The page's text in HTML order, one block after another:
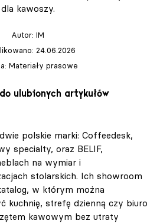
dla kawoszy.
Autor: IM
24.06.2026
Materiały prasowe
ulubionych artykułów
polskie marki: Coffeedesk,
specialty, oraz BELIF,
na wymiar i
stolarskich. Ich showroom
w którym można
kuchnię, strefę dzienną czy biuro
kawowym bez utraty